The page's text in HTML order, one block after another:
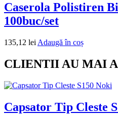
Caserola Polistiren
100buc/set
135,12 lei Adaugă în coș
CLIENTII AU MAI
Capsator Tip Cleste